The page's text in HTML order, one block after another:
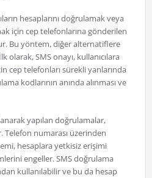
hesaplarını doğrulamak veya
için cep telefonlarına gönderilen
Bu yöntem, diğer alternatiflere
olarak, SMS onayı, kullanıcılara
cep telefonları sürekli yanlarında
kodlarının anında alınması ve
yapılan doğrulamalar,
Telefon numarası üzerinden
hesaplara yetkisiz erişimi
engeller. SMS doğrulama
kullanılabilir ve bu da hesap